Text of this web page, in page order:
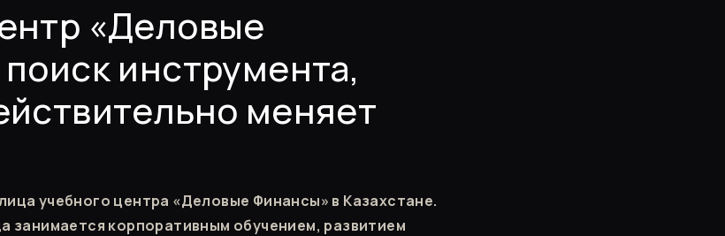
«Деловые
инструмента,
меняет
учебного центра «Деловые Финансы» в Казахстане.
занимается корпоративным обучением, развитием